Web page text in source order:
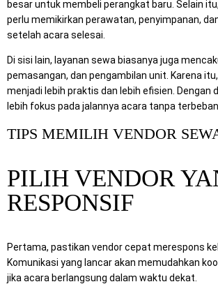
besar untuk membeli perangkat baru. Selain
perlu memikirkan perawatan, penyimpanan,
setelah acara selesai.
Di sisi lain, layanan sewa biasanya juga
pemasangan, dan pengambilan unit. Karena
menjadi lebih praktis dan lebih efisien. Dengan
lebih fokus pada jalannya acara tanpa
TIPS MEMILIH VENDOR
PILIH VENDOR
RESPONSIF
Pertama, pastikan vendor cepat merespons
Komunikasi yang lancar akan memudahkan
jika acara berlangsung dalam waktu dekat.